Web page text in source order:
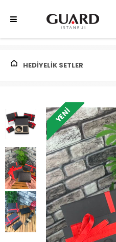
HEDIYELIK SETLER
YENI